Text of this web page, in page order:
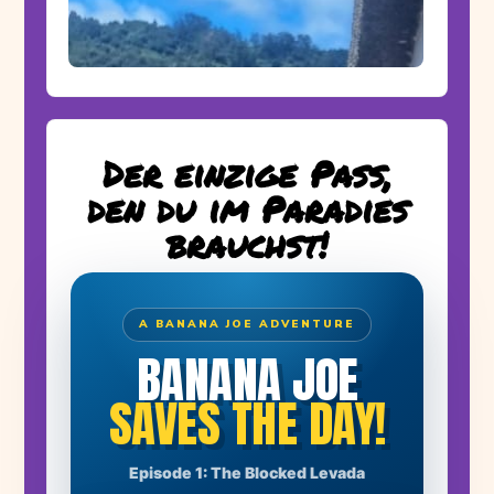
Der einzige Pass,
den du im Paradies
brauchst!
A BANANA JOE ADVENTURE
BANANA JOE
SAVES THE DAY!
Episode 1: The Blocked Levada
A huge boulder has blocked the levada. Farmer Manuel's